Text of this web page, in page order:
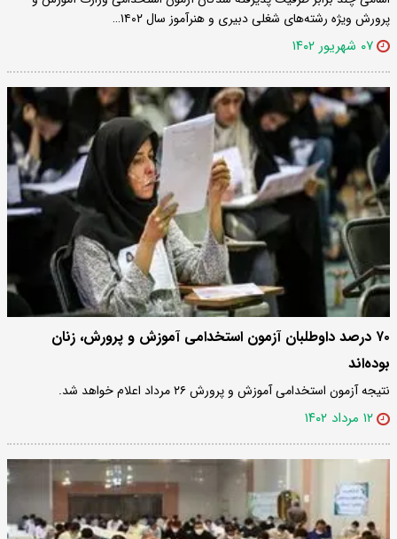
پرورش ویژه رشته‌های شغلی دبیری و هنرآموز سال ۱۴۰۲…
۰۷ شهریور ۱۴۰۲
۷۰ درصد داوطلبان آزمون استخدامی آموزش و پرورش، زنان
بوده‌اند
نتیجه آزمون استخدامی آموزش و پرورش ۲۶ مرداد اعلام خواهد شد.
۱۲ مرداد ۱۴۰۲